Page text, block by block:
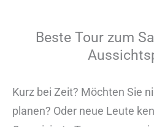
Beste Tour zum
Kurz bei Zeit? Möchten Sie
planen? Oder neue Leute